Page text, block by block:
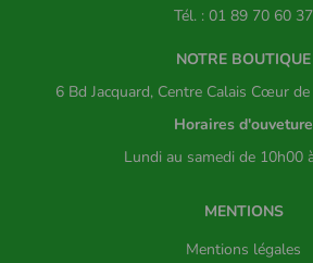
Tél. : 01 89 70 60 37
NOTRE BOUTIQUE
6 Bd Jacquard, Centre Calais Cœur
Horaires d'ouveture
Lundi au samedi de 10h00
MENTIONS
Mentions légales